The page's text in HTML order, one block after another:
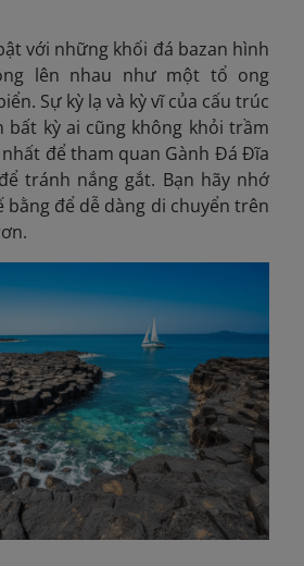
với những khối đá bazan hình
lên nhau như một tổ ong
Sự kỳ lạ và kỳ vĩ của cấu trúc
bất kỳ ai cũng không khỏi trầm
để tham quan Gành Đá Đĩa
tránh nắng gắt. Bạn hãy nhớ
bằng để dễ dàng di chuyển trên